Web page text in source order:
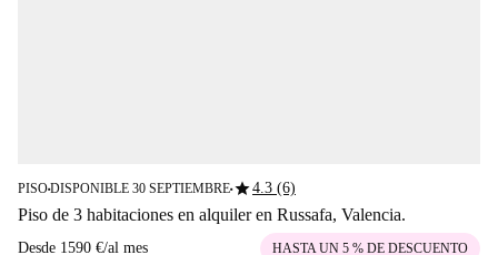
PISO■DISPONIBLE 30 SEPTIEMBRE■star4.3 (6)
Piso de 3 habitaciones en alquiler en Russafa, Valencia.
Desde 1590 €/al mes HASTA UN 5 % DE DESCUENTO